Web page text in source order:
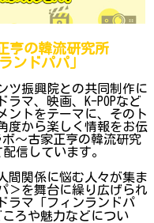
亨の韓流研究所
ンドパパ」
ツ振興院との共同制作に
マ、映画、K-POPなど
ントをテーマに、そのト
度から楽しく情報をお伝
～古家正亨の韓流研究
信しています。
間関係に悩む人々が集ま
＞を舞台に繰り広げられ
ラマ「フィンランドパ
ろや魅力などについ